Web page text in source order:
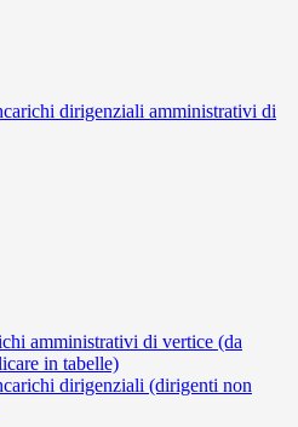
dirigenziali amministrativi di
amministrativi di vertice (da
in tabelle)
dirigenziali (dirigenti non